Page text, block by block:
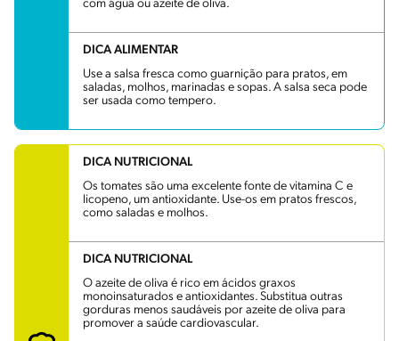
com água ou azeite de oliva.
DICA ALIMENTAR
Use a salsa fresca como guarnição para pratos, em
saladas, molhos, marinadas e sopas. A salsa seca pode
ser usada como tempero.
DICA NUTRICIONAL
Os tomates são uma excelente fonte de vitamina C e
licopeno, um antioxidante. Use-os em pratos frescos,
como saladas e molhos.
DICA NUTRICIONAL
O azeite de oliva é rico em ácidos graxos
monoinsaturados e antioxidantes. Substitua outras
gorduras menos saudáveis por azeite de oliva para
promover a saúde cardiovascular.